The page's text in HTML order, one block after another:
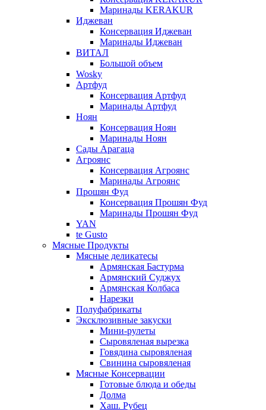
Маринады KERAKUR
Иджеван
Консервация Иджеван
Маринады Иджеван
ВИТАЛ
Большой объем
Wosky
Артфуд
Консервация Артфуд
Маринады Артфуд
Ноян
Консервация Ноян
Маринады Ноян
Сады Арагаца
Агроянс
Консервация Агроянс
Маринады Агроянс
Прошян Фуд
Консервация Прошян Фуд
Маринады Прошян Фуд
YAN
te Gusto
Мясные Продукты
Мясные деликатесы
Армянская Бастурма
Армянский Суджух
Армянская Колбаса
Нарезки
Полуфабрикаты
Эксклюзивные закуски
Мини-рулеты
Сыровяленая вырезка
Говядина сыровяленая
Свинина сыровяленая
Мясные Консервации
Готовые блюда и обеды
Долма
Хаш. Рубец